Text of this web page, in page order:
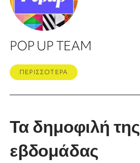
POP UP TEAM
ΠΕΡΙΣΣΟΤΕΡΑ
Τα δημοφιλή της
εβδομάδας